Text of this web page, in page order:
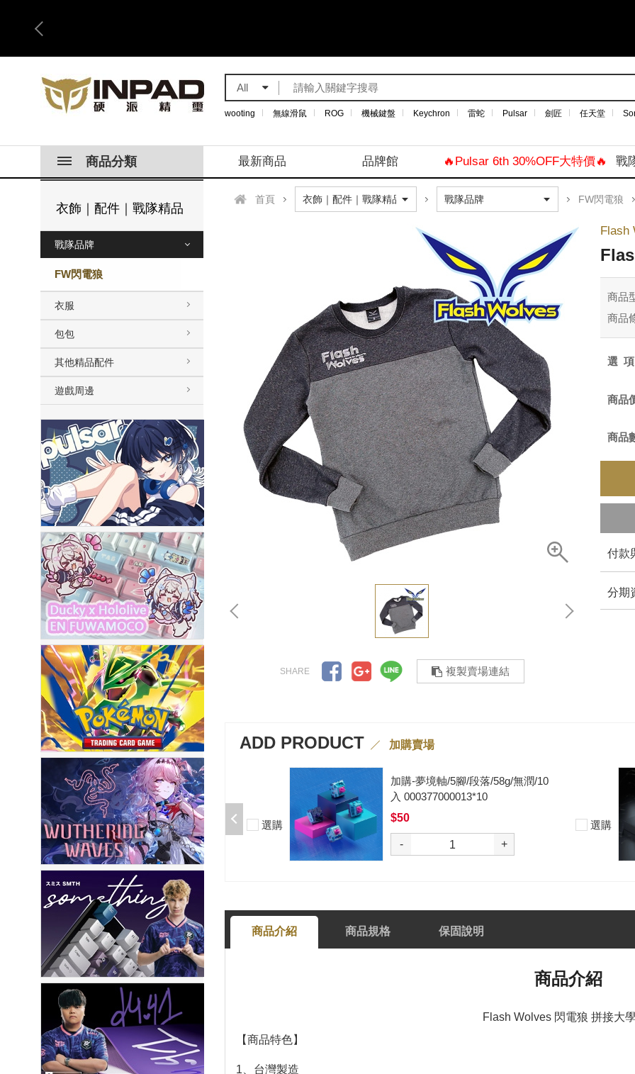
All
wooting 無線滑鼠 ROG 機械鍵盤 Keychron 雷蛇 Pulsar 劍匠 任天堂
商品分類 最新商品 品牌館 🔥Pulsar 6th 30%OFF大特價🔥 戰
衣飾｜配件｜戰隊精品
戰隊品牌
FW閃電狼
衣服
包包
其他精品配件
遊戲周邊
首頁 FW閃電狼
複製賣場連結
Flash
商品
商品
選
商品
商品
付款
分期
ADD PRODUCT 加購賣場
加購-剪刀石頭布猜拳鍵帽一盒四
入000385000289
$199
- +
選購
加購-夢境軸/5腳/段落/58g/無潤/10
入 000377000013*10
$50
- +
選購
商品介紹 商品規格 保固說明
商品介紹
Flash Wolves 閃電狼 拼接大
【商品特色】
1、台灣製造